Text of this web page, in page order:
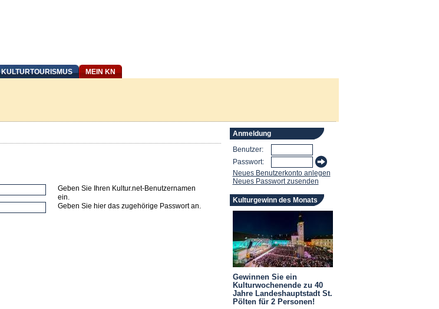
KULTURTOURISMUS MEIN KN
Geben Sie Ihren Kultur.net-Benutzernamen
ein.
Geben Sie hier das zugehörige Passwort an.
Anmeldung
Benutzer:
Passwort:
Neues Benutzerkonto anlegen
Neues Passwort zusenden
Kulturgewinn des Monats
Gewinnen Sie ein
Kulturwochenende zu 40
Jahre Landeshauptstadt St.
Pölten für 2 Personen!